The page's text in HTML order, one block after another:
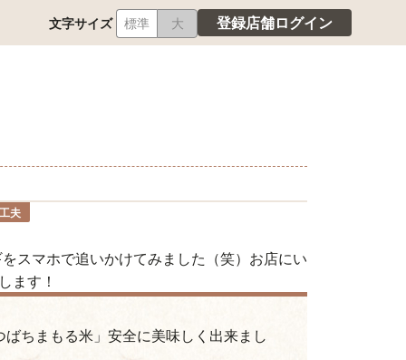
文字サイズ 標準 大 登録店舗ログイン
夫
スマホで追いかけてみました（笑）お店にい
ます！
ちまもる米」安全に美味しく出来まし